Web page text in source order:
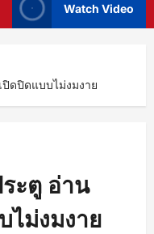
Watch Video
ดปิดแบบไม่งมงาย
ะตู อ่าน
ม่งมงาย